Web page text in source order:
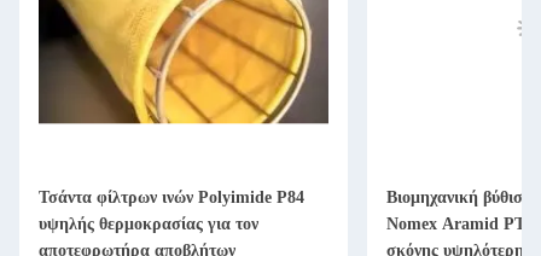
Τσάντα φίλτρων ινών Polyimide P84
υψηλής θερμοκρασίας για τον
αποτεφρωτήρα αποβλήτων
Βιομηχανική βύθιση
Nomex Aramid
σκόνης υψηλότερης